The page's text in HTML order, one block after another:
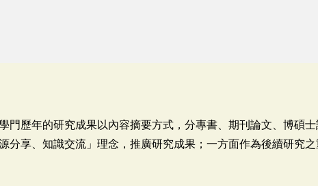
門歷年的研究成果以內容摘要方式，分專書、期刊論文、博碩
分享、知識交流」理念，推廣研究成果；一方面作為後續研究之